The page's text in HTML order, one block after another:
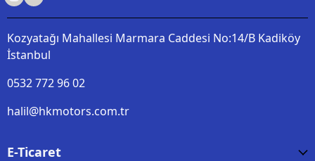
Kozyatağı Mahallesi Marmara Caddesi No:14/B Kadiköy
İstanbul
0532 772 96 02
halil@hkmotors.com.tr
E-Ticaret